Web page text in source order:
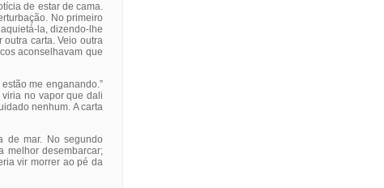
de estar de cama.
No primeiro
la, dizendo-lhe
carta. Veio outra
aconselhavam que
me enganando.”
no vapor que dali
nenhum. A carta
de mar. No segundo
melhor desembarcar;
vir morrer ao pé da